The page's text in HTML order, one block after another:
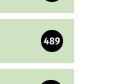
489